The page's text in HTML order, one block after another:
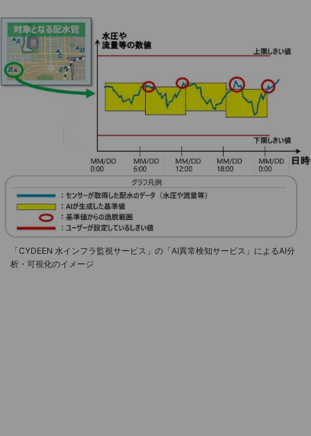
「CYDEEN 水インフラ監視サービス」の「AI異常検知サービス」によるAI分
析・可視化のイメージ